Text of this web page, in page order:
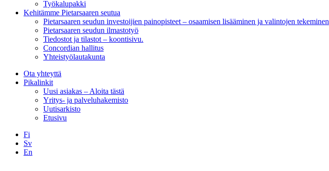
Työkalupakki
Kehitämme Pietarsaaren seutua
Pietarsaaren seudun investoijien painopisteet – osaamisen lisääminen ja valintojen tekeminen
Pietarsaaren seudun ilmastotyö
Tiedostot ja tilastot – koontisivu.
Concordian hallitus
Yhteistyölautakunta
Ota yhteyttä
Pikalinkit
Uusi asiakas – Aloita tästä
Yritys- ja palveluhakemisto
Uutisarkisto
Etusivu
Fi
Sv
En